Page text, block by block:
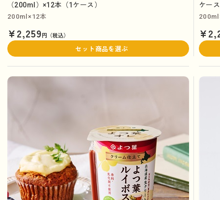
（200ml）×12本（1ケース）
200ml×12本
¥2,259円（税込）
セット商品を選ぶ
ケー